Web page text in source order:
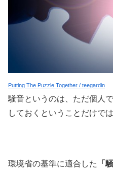
Putting The Puzzle Together / teegardin
騒音というのは、ただ個人
しておくということだけで
環境省の基準に適合した 「